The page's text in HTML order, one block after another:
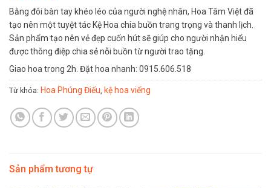
Bằng đôi bàn tay khéo léo của người nghệ nhân, Hoa Tâm Việt đã
tạo nên một tuyệt tác Kệ Hoa chia buồn trang trọng và thanh lịch.
Sản phẩm tạo nên vẻ đẹp cuốn hút sẽ giúp cho người nhận hiểu
được thông điệp chia sẻ nỗi buồn từ người trao tặng.
Giao hoa trong 2h. Đặt hoa nhanh: 0915.606.518
Từ khóa: Hoa Phúng Điếu, kệ hoa viếng
Sản phẩm tương tự